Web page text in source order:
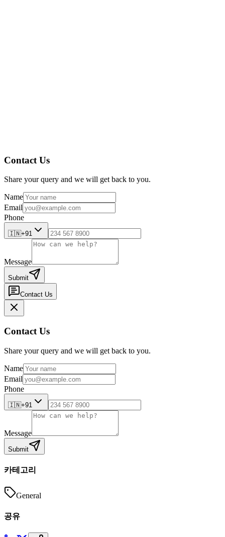
Contact Us
Share your query and we will get back to you.
Name
Email
Phone
🇮🇳+91
Message
Submit
Contact Us
Contact Us
Share your query and we will get back to you.
Name
Email
Phone
🇮🇳+91
Message
Submit
카테고리
General
공유